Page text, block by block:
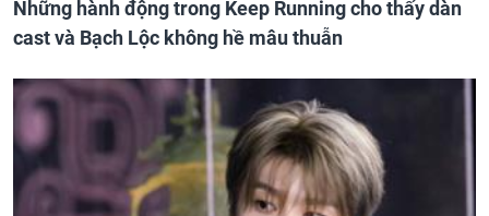
Những hành động trong Keep Running cho thấy dàn
cast và Bạch Lộc không hề mâu thuẫn